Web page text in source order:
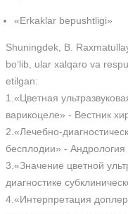
«Erkaklar bepushtligi»
Shuningdek, B.
bo‘lib, ular xalqaro va
etilgan:
1.«Цветная
варикоцеле» - Вестник
2.«Лечебно-
бесплодии» - Андрология
3.«Значение цветной
диагностике
4.«Интерпретация